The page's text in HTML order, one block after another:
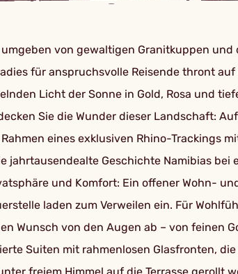
umgeben von gewaltigen Granitkuppen und
für anspruchsvolle Reisende thront
Licht der Sonne in Gold, Rosa und
Sie die Wunder dieser Landschaft:
eines exklusiven Rhino-Trackings
jahrtausendealte Geschichte Namibias
und Komfort: Ein offener Wohn-
laden zum Verweilen ein. Für
Wunsch von den Augen ab – von feinen
Suiten mit rahmenlosen Glasfronten,